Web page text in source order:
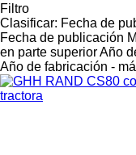
Filtro
Clasificar: Fecha de
Fecha de publicación
en parte superiorAño
Año de fabricación -